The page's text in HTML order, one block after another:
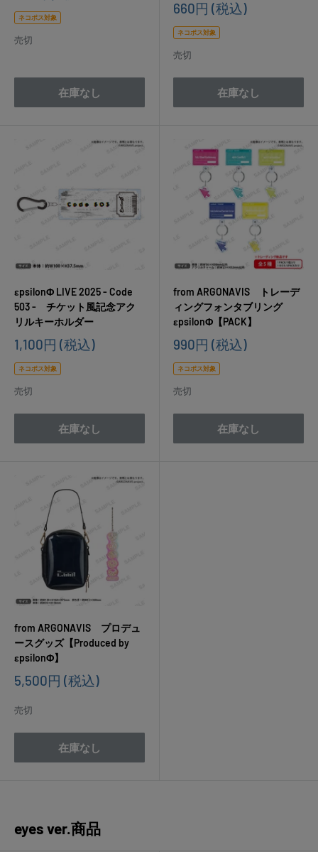
価
格
ネコポス対象
売切
在庫なし
販
価
格
660円 (税込)
ネコポス対象
売切
在庫なし
εpsilonΦ LIVE 2025 - Code
503 - チケット風記念アク
リルキーホルダー
販
価
格
1,100円 (税込)
ネコポス対象
売切
在庫なし
from ARGONAVIS トレーデ
ィングフォンタブリング
εpsilonΦ【PACK】
販
価
格
990円 (税込)
ネコポス対象
売切
在庫なし
from ARGONAVIS プロデュ
ースグッズ【Produced by
εpsilonΦ】
販
価
格
5,500円 (税込)
売切
在庫なし
eyes ver.商品